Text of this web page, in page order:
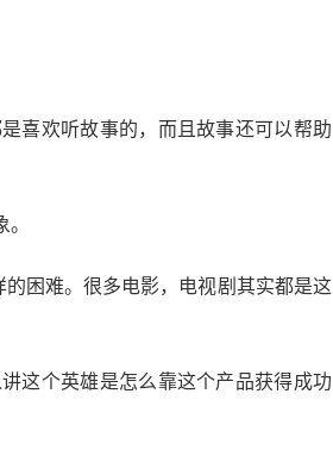
喜欢听故事的，而且故事还可以帮助
困难。很多电影，电视剧其实都是这
这个英雄是怎么靠这个产品获得成功